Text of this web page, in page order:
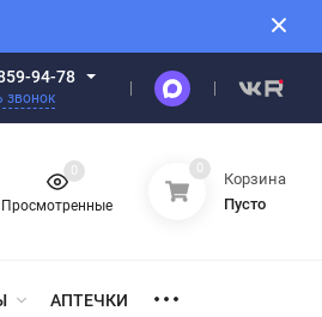
94-78
звонок
Просмотренные
0 0
Корзина
Пусто
АПТЕЧКИ